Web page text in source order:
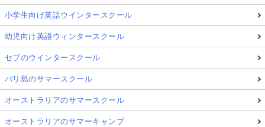
小学生向け英語ウインタースクール
幼児向け英語ウィンタースクール
セブのウインタースクール
バリ島のサマースクール
オーストラリアのサマースクール
オーストラリアのサマーキャンプ